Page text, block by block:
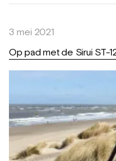
3 mei 2021
Op pad met de Sirui ST-